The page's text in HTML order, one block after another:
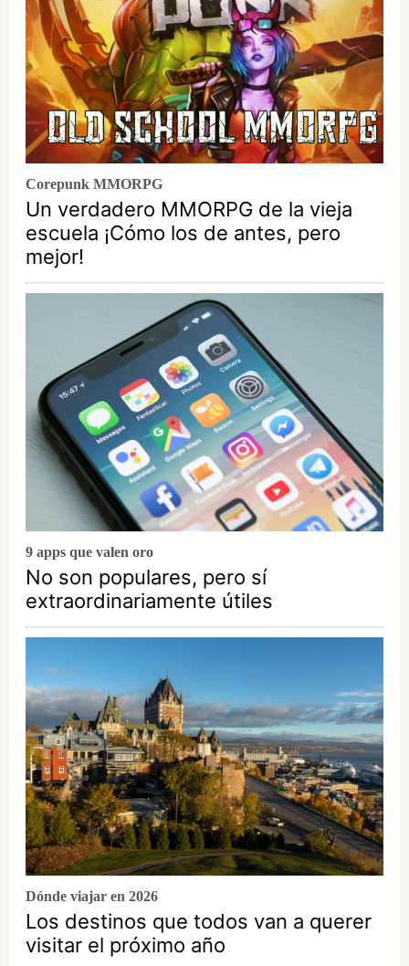
Corepunk MMORPG
Un verdadero MMORPG de la vieja
escuela ¡Cómo los de antes, pero
mejor!
9 apps que valen oro
No son populares, pero sí
extraordinariamente útiles
Dónde viajar en 2026
Los destinos que todos van a querer
visitar el próximo año